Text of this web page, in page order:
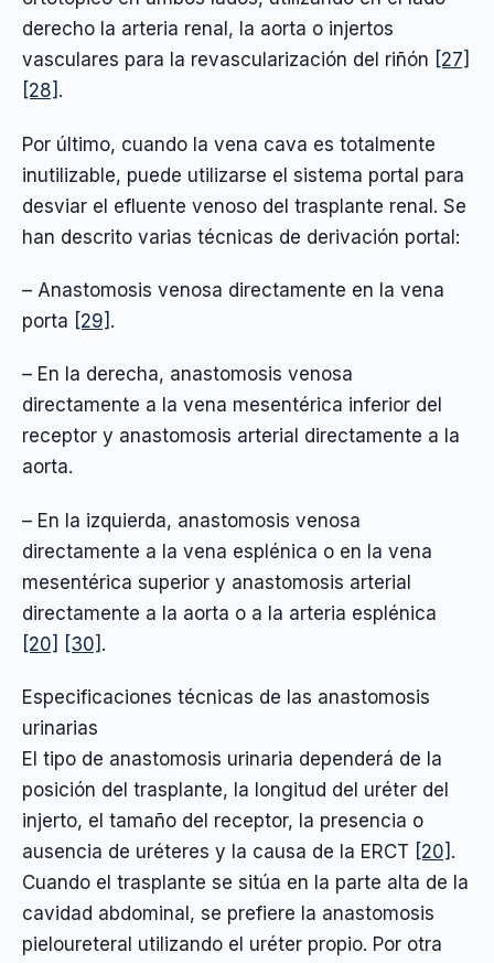
derecho la arteria renal, la aorta o injertos
vasculares para la revascularización del riñón [27]
[28] .
Por último, cuando la vena cava es totalmente
inutilizable, puede utilizarse el sistema portal para
desviar el efluente venoso del trasplante renal. Se
han descrito varias técnicas de derivación portal:
– Anastomosis venosa directamente en la vena
porta [29] .
– En la derecha, anastomosis venosa
directamente a la vena mesentérica inferior del
receptor y anastomosis arterial directamente a la
aorta.
– En la izquierda, anastomosis venosa
directamente a la vena esplénica o en la vena
mesentérica superior y anastomosis arterial
directamente a la aorta o a la arteria esplénica
[20] [30] .
Especificaciones técnicas de las anastomosis
urinarias
El tipo de anastomosis urinaria dependerá de la
posición del trasplante, la longitud del uréter del
injerto, el tamaño del receptor, la presencia o
ausencia de uréteres y la causa de la ERCT [20] .
Cuando el trasplante se sitúa en la parte alta de la
cavidad abdominal, se prefiere la anastomosis
pieloureteral utilizando el uréter propio. Por otra